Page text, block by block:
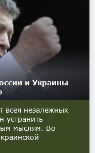
и Украины
всея незалежных
устранить
мыслям. Во